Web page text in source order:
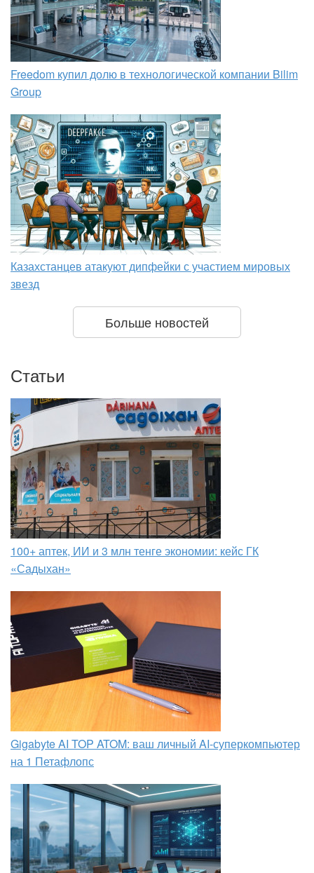
Freedom купил долю в технологической компании Bilim
Group
Казахстанцев атакуют дипфейки с участием мировых
звезд
Больше новостей
Статьи
100+ аптек, ИИ и 3 млн тенге экономии: кейс ГК
«Садыхан»
Gigabyte AI TOP ATOM: ваш личный AI-суперкомпьютер
на 1 Петафлопс